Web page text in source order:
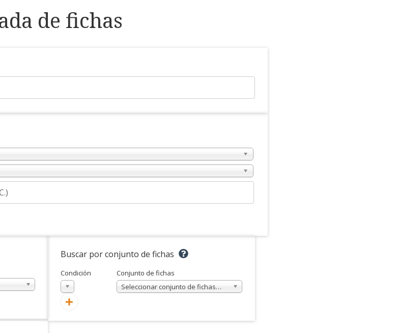
de fichas
Buscar por conjunto de fichas
Condición
En
Conjunto de fichas
Seleccionar conjunto de fichas…